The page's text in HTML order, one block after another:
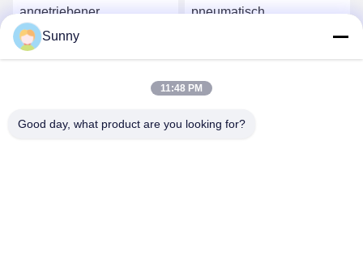
angetriebener
hocheffizienter PCB-
Depanellierer mit
pneumatisch
anpassbarem Schneider
Sunny
11:48 PM
Good day, what product are you looking for?